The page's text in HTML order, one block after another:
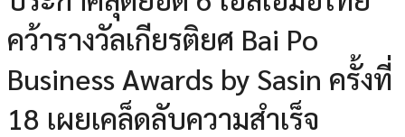
คว้ารางวัลเกียรติยศ Bai Po
Business Awards by Sasin ครั้งที่
18 เผยเคล็ดลับความสำเร็จ